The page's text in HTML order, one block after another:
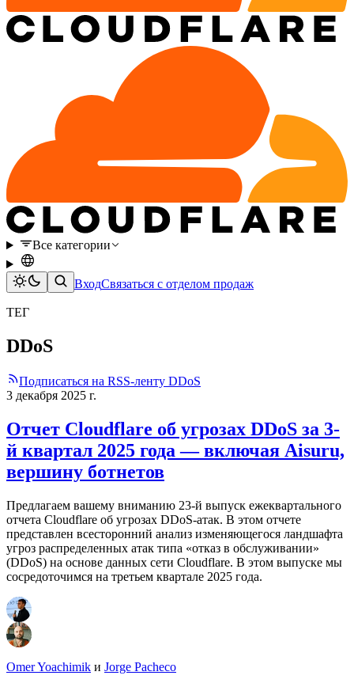
Все категории
ВходСвязаться с отделом продаж
ТЕГ
DDoS
Подписаться на RSS-ленту DDoS
3 декабря 2025 г.
Отчет Cloudflare об угрозах DDoS за 3-
й квартал 2025 года — включая Aisuru,
вершину ботнетов
Предлагаем вашему вниманию 23-й выпуск ежеквартального
отчета Cloudflare об угрозах DDoS-атак. В этом отчете
представлен всесторонний анализ изменяющегося ландшафта
угроз распределенных атак типа «отказ в обслуживании»
(DDoS) на основе данных сети Cloudflare. В этом выпуске мы
сосредоточимся на третьем квартале 2025 года.
Omer Yoachimik и Jorge Pacheco